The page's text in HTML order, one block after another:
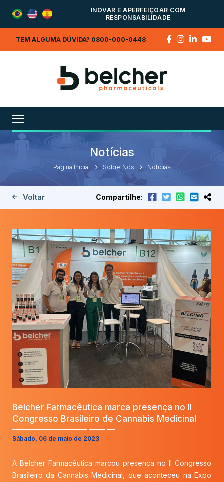
INOVAR E APERFEIÇOAR COM
RESPONSABILIDADE
TEM ALGUMA DÚVIDA? 0800-000-0448
Notícias
Página Inicial Sobre Nós Notícias
Voltar Compartilhe:
Belcher Farmacêutica marca presença no II
Congresso Brasileiro de Cannabis Medicinal
Sábado, 06 de maio de 2023
A Belcher Farmacêutica marcou presença no II Congresso
Brasileiro da Cannabis Medicinal, que aconteceu na Expo